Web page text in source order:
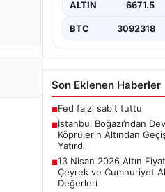
ALTIN 6671.5
BTC 3092318
Son Eklenen Haberler
■Fed faizi sabit tuttu
■İstanbul Boğazı’ndan
Köprülerin Altından
Yatırdı
■13 Nisan 2026 Altın
Çeyrek ve Cumhuriyet
Değerleri